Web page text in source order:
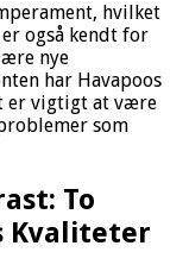
hvilket
også kendt for
nye
har Havapoos
er vigtigt at være
som
To
Kvaliteter